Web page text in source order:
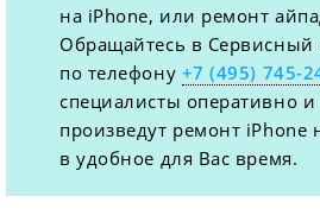
на iPhone, или ремонт
Обращайтесь в Сервисный
по телефону +7 (495) 745-
специалисты оперативно
произведут ремонт iPhone
в удобное для Вас время.